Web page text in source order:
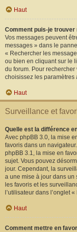
Haut
Comment puis-je
Vos messages peuvent
messages » dans le
« Rechercher les
ou bien en cliquant sur le
du forum. Pour
choisissez les paramètres
Haut
Surveillance et
Quelle est la différence
Avec phpBB 3.0, la mise
favoris dans un
phpBB 3.1, la mise en
sujet. Vous pouvez
jour. Cependant, la
a une mise à jour dans un
les favoris et les
l’utilisateur dans l’onglet
Haut
Comment mettre en